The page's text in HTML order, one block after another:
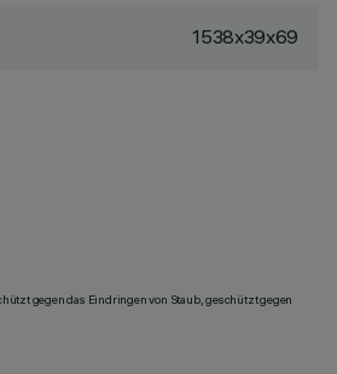
1538x39x69
gegen das Eindringen von Staub, geschützt gegen